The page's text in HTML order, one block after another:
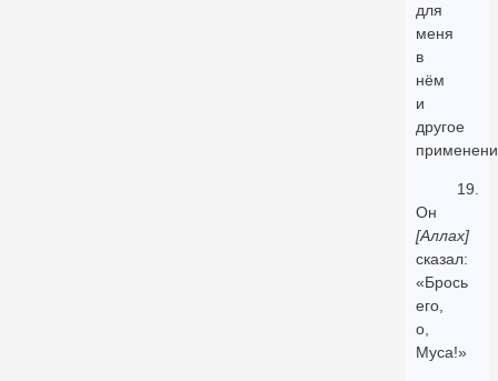
для
меня
в
нём
и
другое
19.
Он
[Аллах]
сказал:
«Брось
его,
о,
Муса!»